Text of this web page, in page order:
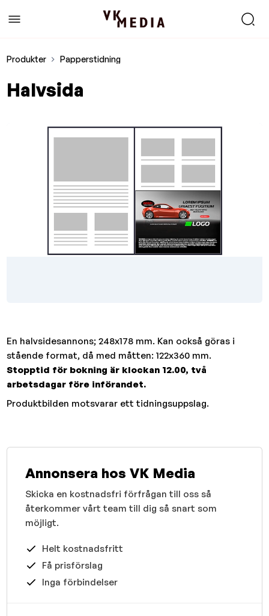
Produkter Papperstidning
Halvsida
En halvsidesannons; 248x178 mm. Kan också göras i
stående format, då med måtten: 122x360 mm.
Stopptid för bokning är klockan 12.00, två
arbetsdagar före införandet.
Produktbilden motsvarar ett tidningsuppslag.
Annonsera hos VK Media
Skicka en kostnadsfri förfrågan till oss så
återkommer vårt team till dig så snart som
möjligt.
Helt kostnadsfritt
Få prisförslag
Inga förbindelser